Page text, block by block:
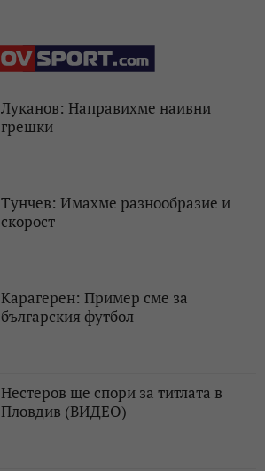
Луканов: Направихме наивни
грешки
Тунчев: Имахме разнообразие и
скорост
Карагерен: Пример сме за
българския футбол
Нестеров ще спори за титлата в
Пловдив (ВИДЕО)